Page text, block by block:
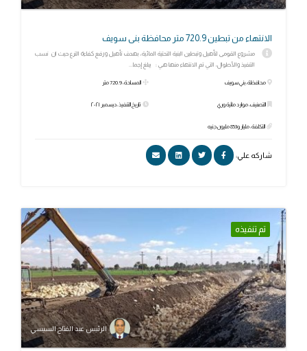
الانتهاء من تبطين 720.9 متر محافظة بنى سويف
مشروع القومى لتأهيل وتبطين البنية التحتية المائية، بهدف تأهيل ورفع كفاءة الترع حيث ان نسب
التنفيذ والأطوال، التي تم الانتهاء منها هي : يبلغ إجما...
محافظة: بني سويف
التصنيف: موارد مائية وري
التكلفة: مليار و853 مليون جنيه
المساحة: 720.9 متر
تاريخ التنفيذ: ديسمبر ٢٠٢١
شاركه علي:
تم تنفيذه
الرئيس عبد الفتاح السيسي